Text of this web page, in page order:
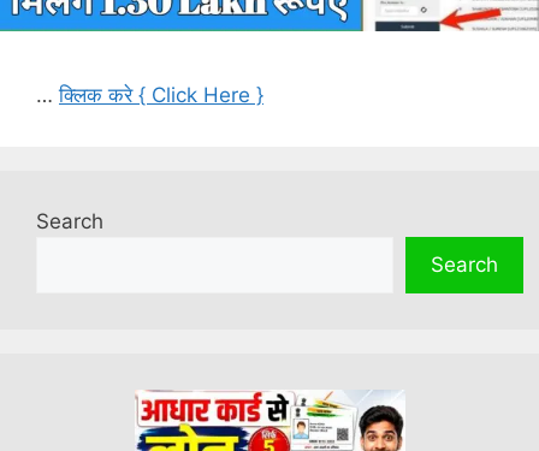
…क्लिक करे { Click Here }
Search
Search